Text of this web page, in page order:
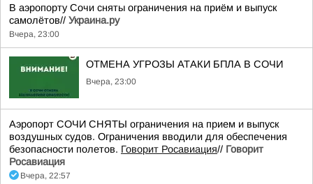
В аэропорту Сочи сняты ограничения на приём и выпуск
самолётов// Украина.ру
Вчера, 23:00
ОТМЕНА УГРОЗЫ АТАКИ БПЛА В СОЧИ
Вчера, 23:00
Аэропорт СОЧИ СНЯТЫ ограничения на прием и выпуск
воздушных судов. Ограничения вводили для обеспечения
безопасности полетов. Говорит Росавиация// Говорит
Росавиация
Вчера, 22:57